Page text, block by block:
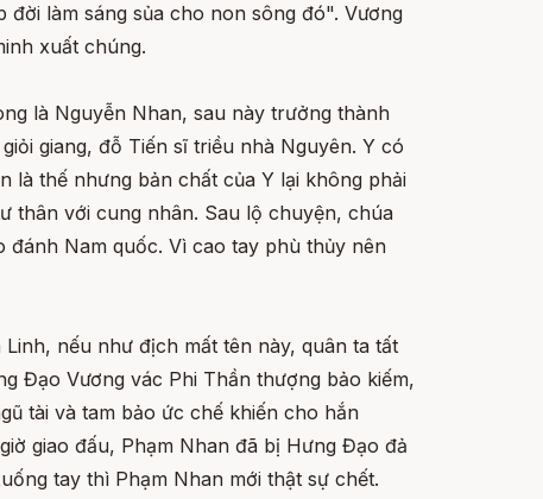
làm sáng sủa cho non sông đó". Vương
xuất chúng.
là Nguyễn Nhan, sau này trưởng thành
giang, đỗ Tiến sĩ triều nhà Nguyên. Y có
là thế nhưng bản chất của Y lại không phải
thân với cung nhân. Sau lộ chuyện, chúa
Nam quốc. Vì cao tay phù thủy nên
nếu như địch mất tên này, quân ta tất
Đạo Vương vác Phi Thần thượng bảo kiếm,
tài và tam bảo ức chế khiến cho hắn
giao đấu, Phạm Nhan đã bị Hưng Đạo đả
tay thì Phạm Nhan mới thật sự chết.